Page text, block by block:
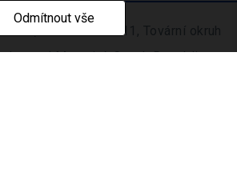
s.r.o., IČO: 253 51 311, Tovární okruh
nad Moravicí, Czech Republic
Odmítnout vše